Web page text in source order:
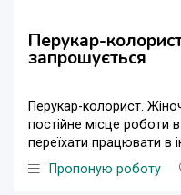
Перукар-
запрошується
Перукар-колорист.
постійне місце роботи
переїхати працювати в
Пропоную роботу